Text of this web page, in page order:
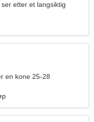
etter et langsiktig
en kone 25-28